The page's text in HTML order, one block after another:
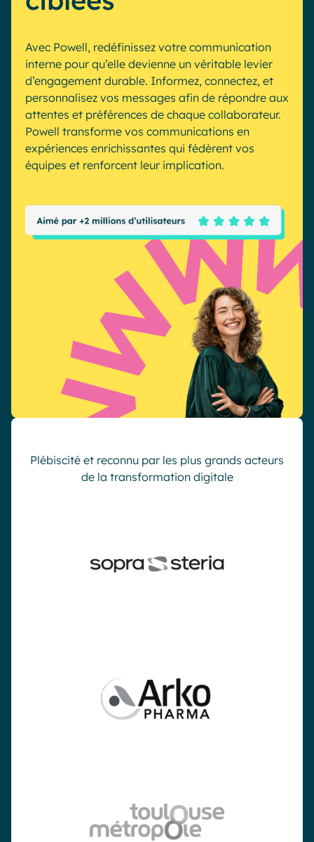
Hub digital
Toutes nos fonctionnalités
Analytique
Personnalisation & design
IA générative
Sécurité & conformité
Resources
EnglishFrançais Deutsch
Avec Powell, redéfinissez votre communication
interne pour qu’elle devienne un véritable levier
d’engagement durable. Informez, connectez, et
personnalisez vos messages afin de répondre aux
attentes et préférences de chaque collaborateur.
Powell transforme vos communications en
expériences enrichissantes qui fédèrent vos
équipes et renforcent leur implication.
Plébiscité et reconnu par les plus grands acteurs
de la transformation digitale